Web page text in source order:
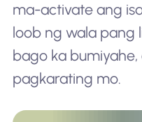
ma-activate ang
loob ng wala pang
bago ka
pagkarating mo.